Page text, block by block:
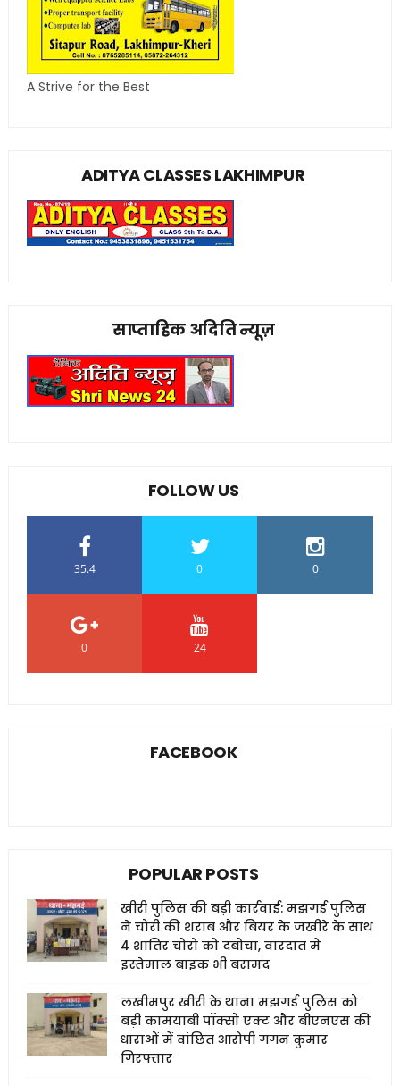
A Strive for the Best
ADITYA CLASSES LAKHIMPUR
साप्ताहिक अदिति न्यूज़
FOLLOW US
35.4 0 0
0 24
FACEBOOK
POPULAR POSTS
खीरी पुलिस की बड़ी कार्रवाई: मझगई पुलिस
ने चोरी की शराब और बियर के जखीरे के साथ
4 शातिर चोरों को दबोचा, वारदात में
इस्तेमाल बाइक भी बरामद
लखीमपुर खीरी के थाना मझगई पुलिस को
बड़ी कामयाबी पॉक्सो एक्ट और बीएनएस की
धाराओं में वांछित आरोपी गगन कुमार
गिरफ्तार